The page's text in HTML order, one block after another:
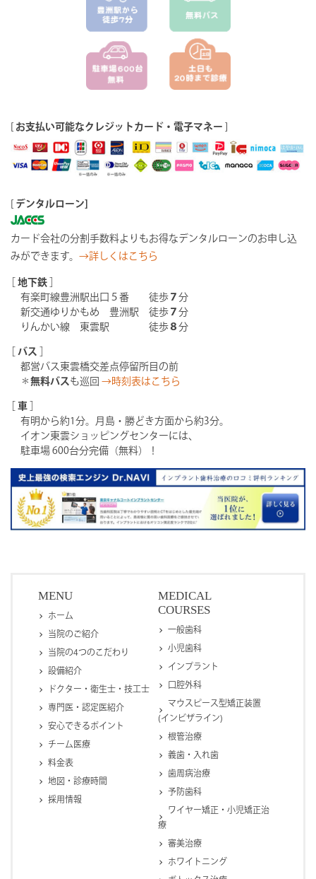
お支払い可能なクレジットカード・電子マネー
[ デンタルローン]
カード会社の分割手数料よりもお得なデンタルローンのお申し込
みができます。 →詳しくはこちら
地下鉄
有楽町線豊洲駅出口５番 徒歩 ７ 分
新交通ゆりかもめ 豊洲駅 徒歩 ７ 分
りんかい線 東雲駅 徒歩 ８ 分
バス
都営バス東雲橋交差点停留所目の前
＊ 無料バス も巡回 →時刻表はこちら
車
有明から約1分。月島・勝どき方面から約3分。
イオン東雲ショッピングセンターには、
駐車場 600台分完備（無料）！
MENU
ホーム
当院のご紹介
当院の4つのこだわり
設備紹介
ドクター・衛生士・技工士
専門医・認定医紹介
安心できるポイント
チーム医療
料金表
地図・診療時間
採用情報
MEDICAL
COURSES
一般歯科
小児歯科
インプラント
口腔外科
マウスピース型矯正装置
(インビザライン)
根管治療
義歯・入れ歯
歯周病治療
予防歯科
ワイヤー矯正・小児矯正治
療
審美治療
ホワイトニング